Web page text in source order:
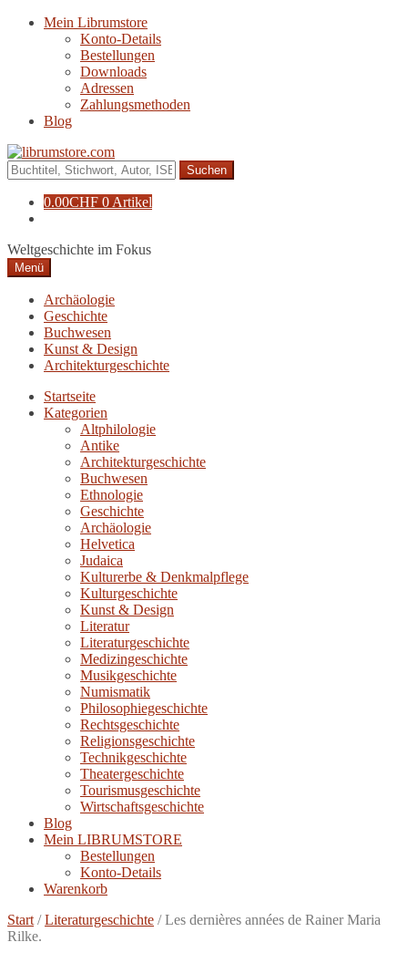
Navigation
Zum
Mein Librumstore
Konto-Details
Bestellungen
Downloads
Adressen
Zahlungsmethoden
Blog
Suche
nach:
0.00CHF 0 Artikel
Weltgeschichte im Fokus
Menü
Archäologie
Geschichte
Buchwesen
Kunst & Design
Architekturgeschichte
Startseite
Kategorien
Altphilologie
Antike
Architekturgeschichte
Buchwesen
Ethnologie
Geschichte
Archäologie
Helvetica
Judaica
Kulturerbe & Denkmalpflege
Kulturgeschichte
Kunst & Design
Literatur
Literaturgeschichte
Medizingeschichte
Musikgeschichte
Numismatik
Philosophiegeschichte
Rechtsgeschichte
Religionsgeschichte
Technikgeschichte
Theatergeschichte
Tourismusgeschichte
Wirtschaftsgeschichte
Blog
Mein LIBRUMSTORE
Bestellungen
Konto-Details
Warenkorb
Start /Literaturgeschichte /Les dernières années de Rainer Maria
Rilke.